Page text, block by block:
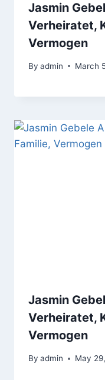
Jasmin
Verheiratet,
Vermogen
By admin March
Jasmin
Verheiratet,
Vermogen
By admin May